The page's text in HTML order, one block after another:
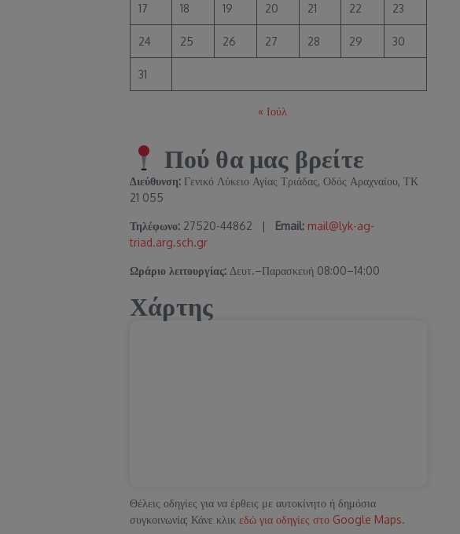
17 18 19 20 21 22 23
24 25 26 27 28 29 30
31
« Ιούλ
Πού θα μας βρείτε
Διεύθυνση: Γενικό Λύκειο Αγίας Τριάδας, Οδός Αραχναίου, ΤΚ
21 055
Τηλέφωνο: 27520-44862 | Email: mail@lyk-ag-
triad.arg.sch.gr
Ωράριο λειτουργίας: Δευτ.–Παρασκευή 08:00–14:00
Χάρτης
Θέλεις οδηγίες για να έρθεις με αυτοκίνητο ή δημόσια
συγκοινωνία; Κάνε κλικ εδώ για οδηγίες στο Google Maps.